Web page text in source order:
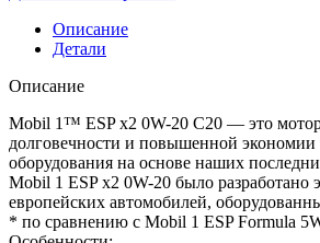
Mobil
1
esp
0w-
c20
Описание
Детали
Описание
Mobil 1™ ESP x2 0W-20 C20 — это
долговечности и повышенной экономии
оборудования на основе наших
Mobil 1 ESP x2 0W-20 было
европейских автомобилей,
* по сравнению с Mobil 1 ESP Formula